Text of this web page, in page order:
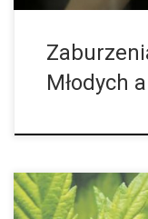
Młodych